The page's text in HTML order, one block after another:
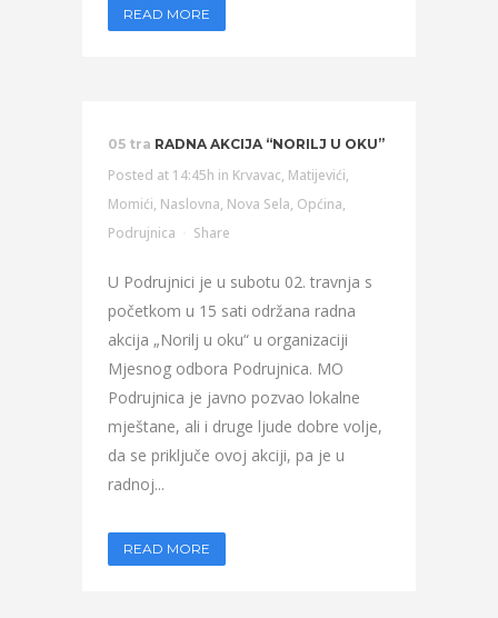
READ MORE
05 tra RADNA AKCIJA “NORILJ U OKU”
Posted at 14:45h in Krvavac, Matijevići,
Momići, Naslovna, Nova Sela, Općina,
Podrujnica
Share
U Podrujnici je u subotu 02. travnja s
početkom u 15 sati održana radna
akcija „Norilj u oku“ u organizaciji
Mjesnog odbora Podrujnica. MO
Podrujnica je javno pozvao lokalne
mještane, ali i druge ljude dobre volje,
da se priključe ovoj akciji, pa je u
radnoj...
READ MORE